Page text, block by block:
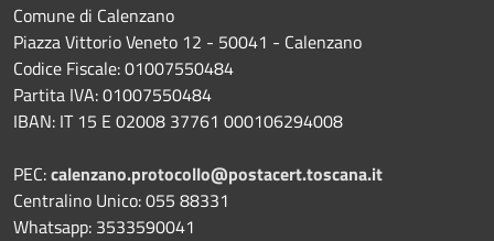
Comune di Calenzano
Piazza Vittorio Veneto 12 - 50041 - Calenzano
Codice Fiscale: 01007550484
Partita IVA: 01007550484
IBAN: IT 15 E 02008 37761 000106294008
PEC:calenzano.protocollo@postacert.toscana.it
Centralino Unico: 055 88331
Whatsapp: 3533590041